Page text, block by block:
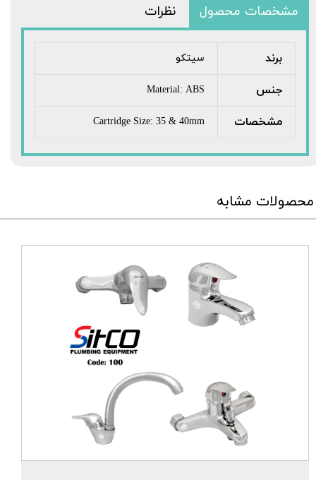
مشخصات محصول نظرات
برند سیتکو
جنس Material: ABS
مشخصات Cartridge Size: 35 & 40mm
محصولات مشابه